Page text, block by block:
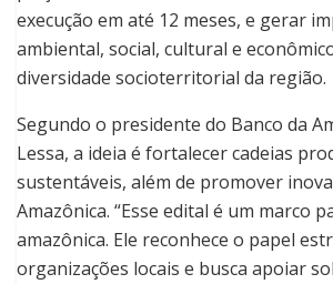
execução em até 12 meses, e gerar
ambiental, social, cultural e
diversidade socioterritorial da região.
Segundo o presidente do Banco da
Lessa, a ideia é fortalecer cadeias
sustentáveis, além de promover
Amazônica. “Esse edital é um marco
amazônica. Ele reconhece o papel
organizações locais e busca apoiar